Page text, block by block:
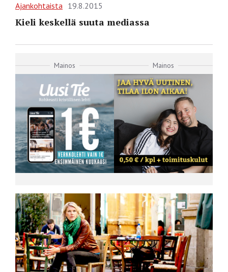
Ajankohtaista 19.8.2015
Kieli keskellä suuta mediassa
Mainos Mainos